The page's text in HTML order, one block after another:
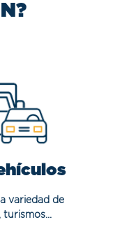
variedad de
turismos...